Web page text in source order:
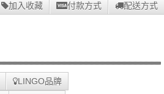
加入收藏 付款方式 配送方式
LINGO品牌